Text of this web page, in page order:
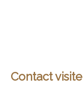
Contact visite